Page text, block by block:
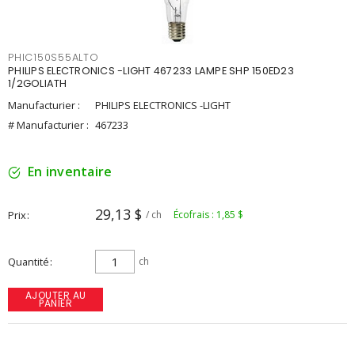
PHIC150S55ALTO
PHILIPS ELECTRONICS -LIGHT 467233 LAMPE SHP 150ED23
1/2GOLIATH
Manufacturier :
PHILIPS ELECTRONICS -LIGHT
# Manufacturier : 467233
En inventaire
Prix 29,13 $ / ch Écofrais : 1,85 $
Quantité ch
AJOUTER AU
PANIER